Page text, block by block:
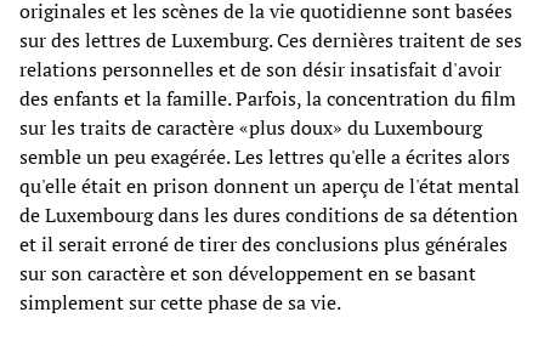
originales et les scènes de la vie quotidienne sont basées
sur des lettres de Luxemburg. Ces dernières traitent de ses
relations personnelles et de son désir insatisfait d'avoir
des enfants et la famille. Parfois, la concentration du film
sur les traits de caractère «plus doux» du Luxembourg
semble un peu exagérée. Les lettres qu'elle a écrites alors
qu'elle était en prison donnent un aperçu de l'état mental
de Luxembourg dans les dures conditions de sa détention
et il serait erroné de tirer des conclusions plus générales
sur son caractère et son développement en se basant
simplement sur cette phase de sa vie.